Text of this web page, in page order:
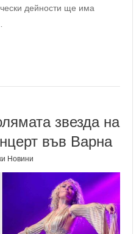
дейности ще има
звезда на
във Варна
Новини